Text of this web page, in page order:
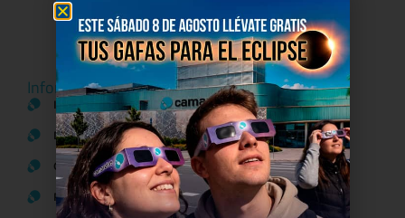
Información del centro
Información general
Directorio de tiendas y Planos
Contacto
Política de Privacidad